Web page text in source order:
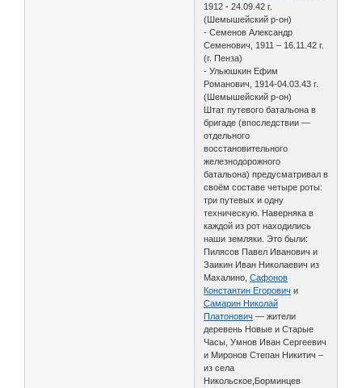
1912 - 24.09.42 г.
(Шемышейский р-он)
- Семенов Александр
Семенович, 1911 – 16.11.42 г.
(г. Пенза)
- Ульюшкин Ефим
Романович, 1914-04.03.43 г.
(Шемышейский р-он)
Штат путевого батальона в
бригаде (впоследствии —
отдельного
восстановительного
железнодорожного
батальона) предусматривал в
своём составе четыре роты:
три путевых и одну
техническую. Наверняка в
каждой из рот находились
наши земляки. Это были:
Пилясов Павел Иванович и
Заикин Иван Николаевич из
Махалино,Сафонов
Константин Егорович и
Самарин Николай
Платонович — жители
деревень Новые и Старые
Часы, Умнов Иван Сергеевич
и Миронов Степан Никитич –
из села
Никольское,Борминцев